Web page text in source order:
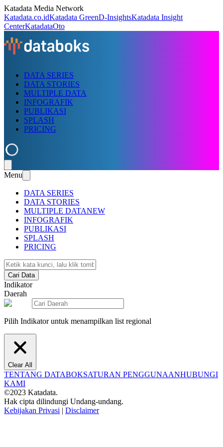
Katadata Media Network
Katadata.co.idKatadata GreenD-InsightsKatadata Insight
CenterKatadataOto
DATA SERIES
DATA STORIES
MULTIPLE DATA
INFOGRAFIK
PUBLIKASI
SPLASH
PRICING
Menu
DATA SERIES
DATA STORIES
MULTIPLE DATANEW
INFOGRAFIK
PUBLIKASI
SPLASH
PRICING
Cari Data
Indikator
Daerah
Pilih Indikator untuk menampilkan list regional
Clear All
TENTANG DATABOKSATURAN PENGGUNAANHUBUNGI
KAMI
©2023 Katadata.
Hak cipta dilindungi Undang-undang.
Kebijakan Privasi | Disclaimer